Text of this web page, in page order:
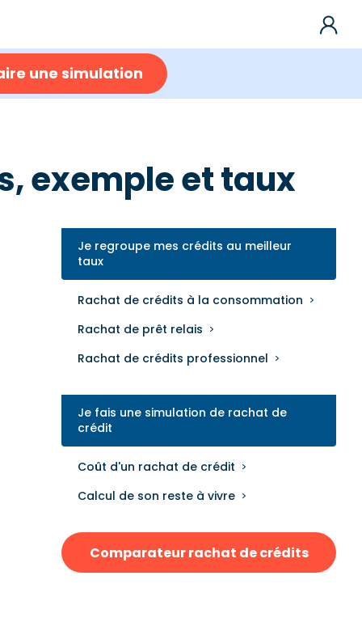
une simulation
exemple et taux
Je regroupe mes crédits au meilleur
taux
Rachat de crédits à la consommation
Rachat de prêt relais
Rachat de crédits professionnel
Je fais une simulation de rachat de
crédit
Coût d'un rachat de crédit
Calcul de son reste à vivre
Comparateur rachat de crédits